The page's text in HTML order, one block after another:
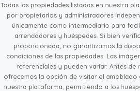
Todas las propiedades listadas en nuestra
por propietarios y administradores
únicamente como intermediario para
arrendadores y huéspedes. Si bien
proporcionada, no garantizamos la
condiciones de las propiedades. Las
referenciales y pueden variar. Antes de
ofrecemos la opción de visitar el
nuestra plataforma, permitiendo a los